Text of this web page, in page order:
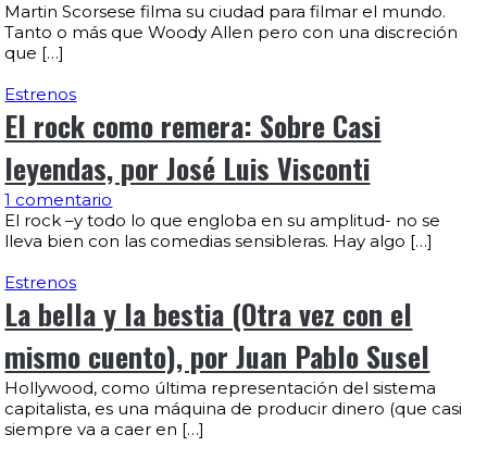
Martin Scorsese filma su ciudad para filmar el mundo.
Tanto o más que Woody Allen pero con una discreción
que […]
Estrenos
El rock como remera: Sobre Casi
leyendas, por José Luis Visconti
1 comentario
El rock –y todo lo que engloba en su amplitud- no se
lleva bien con las comedias sensibleras. Hay algo […]
Estrenos
La bella y la bestia (Otra vez con el
mismo cuento), por Juan Pablo Susel
Hollywood, como última representación del sistema
capitalista, es una máquina de producir dinero (que casi
siempre va a caer en […]